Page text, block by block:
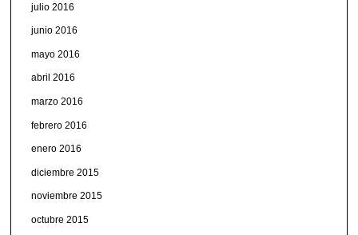
julio 2016
junio 2016
mayo 2016
abril 2016
marzo 2016
febrero 2016
enero 2016
diciembre 2015
noviembre 2015
octubre 2015